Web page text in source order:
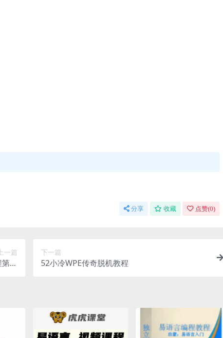
分享 收藏 点赞(0)
上一篇
一
下一篇
52小冷WPE传奇脱机教程